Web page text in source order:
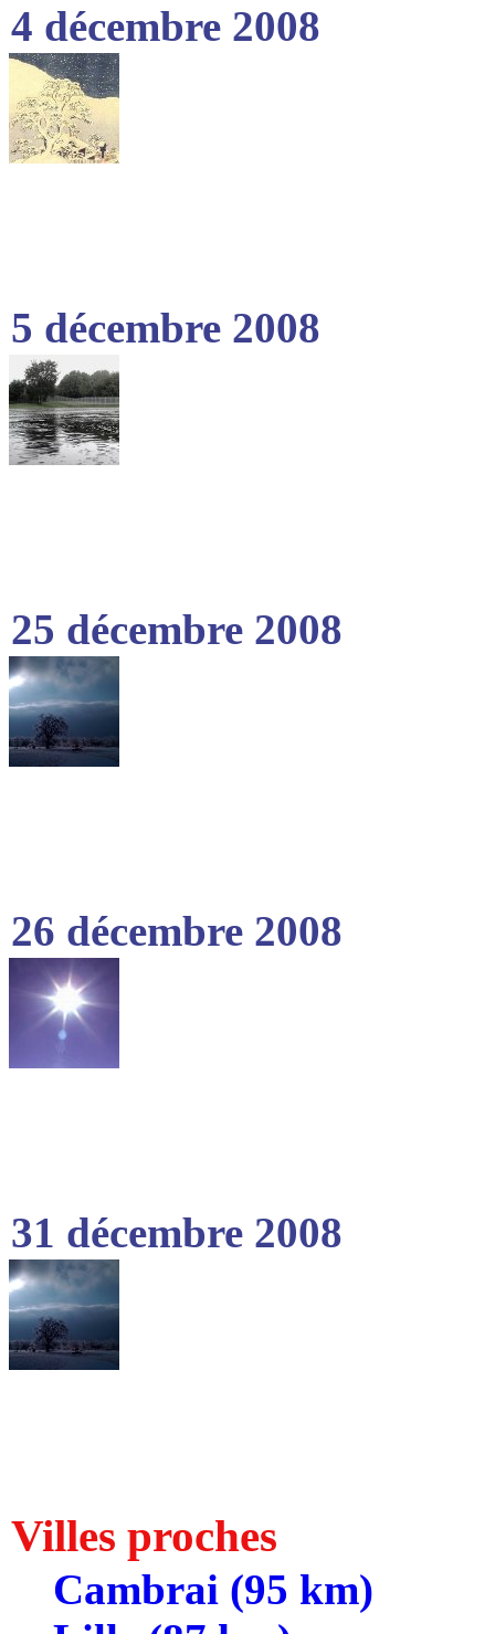
4 décembre 2008
5 décembre 2008
25 décembre 2008
26 décembre 2008
31 décembre 2008
Villes proches
Cambrai (95 km)